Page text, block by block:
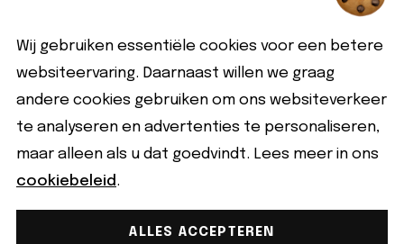
Partnerbijdrage
Disclaimer
Volg ons
Wij gebruiken essentiële cookies voor een betere
websiteervaring. Daarnaast willen we graag
andere cookies gebruiken om ons websiteverkeer
te analyseren en advertenties te personaliseren,
maar alleen als u dat goedvindt. Lees meer in ons
cookiebeleid .
ALLES ACCEPTEREN